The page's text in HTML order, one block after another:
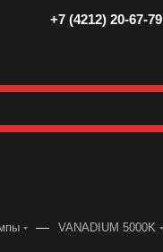
+7 (4212) 20-67-79
— VANADIUM 5000K